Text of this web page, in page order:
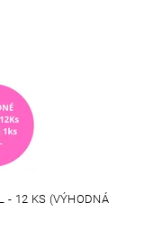
- 12 KS (VÝHODNÁ